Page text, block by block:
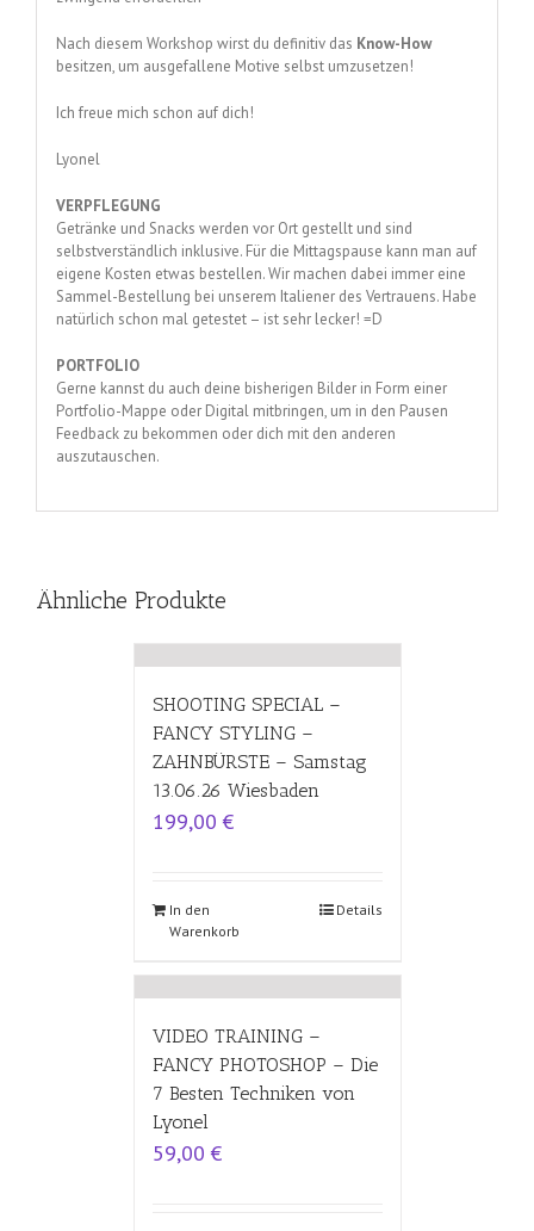
Nach diesem Workshop wirst du definitiv das Know-How
besitzen, um ausgefallene Motive selbst umzusetzen!
Ich freue mich schon auf dich!
Lyonel
VERPFLEGUNG
Getränke und Snacks werden vor Ort gestellt und sind
selbstverständlich inklusive. Für die Mittagspause kann man auf
eigene Kosten etwas bestellen. Wir machen dabei immer eine
Sammel-Bestellung bei unserem Italiener des Vertrauens. Habe
natürlich schon mal getestet – ist sehr lecker! =D
PORTFOLIO
Gerne kannst du auch deine bisherigen Bilder in Form einer
Portfolio-Mappe oder Digital mitbringen, um in den Pausen
Feedback zu bekommen oder dich mit den anderen
auszutauschen.
Ähnliche Produkte
SHOOTING SPECIAL –
FANCY STYLING –
ZAHNBÜRSTE – Samstag
13.06.26 Wiesbaden
199,00 €
In den
Warenkorb
Details
VIDEO TRAINING –
FANCY PHOTOSHOP – Die
7 Besten Techniken von
Lyonel
59,00 €